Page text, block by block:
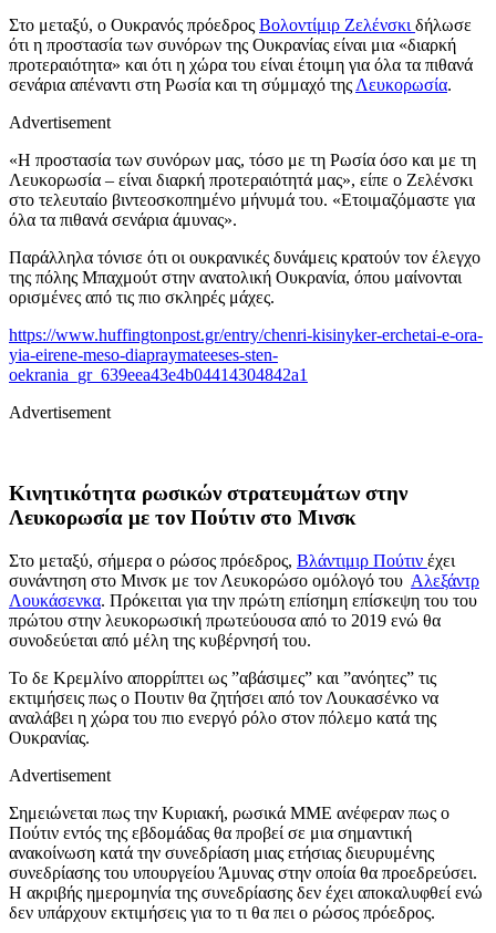
Στο μεταξύ, ο Ουκρανός πρόεδρος Βολοντίμιρ Ζελένσκι δήλωσε
ότι η προστασία των συνόρων της Ουκρανίας είναι μια «διαρκή
προτεραιότητα» και ότι η χώρα του είναι έτοιμη για όλα τα πιθανά
σενάρια απέναντι στη Ρωσία και τη σύμμαχό της Λευκορωσία.
Advertisement
«Η προστασία των συνόρων μας, τόσο με τη Ρωσία όσο και με τη
Λευκορωσία – είναι διαρκή προτεραιότητά μας», είπε ο Ζελένσκι
στο τελευταίο βιντεοσκοπημένο μήνυμά του. «Ετοιμαζόμαστε για
όλα τα πιθανά σενάρια άμυνας».
Παράλληλα τόνισε ότι οι ουκρανικές δυνάμεις κρατούν τον έλεγχο
της πόλης Μπαχμούτ στην ανατολική Ουκρανία, όπου μαίνονται
ορισμένες από τις πιο σκληρές μάχες.
https://www.huffingtonpost.gr/entry/chenri-kisinyker-erchetai-e-ora-
yia-eirene-meso-diapraymateeses-sten-
oekrania_gr_639eea43e4b04414304842a1
Advertisement
Κινητικότητα ρωσικών στρατευμάτων στην
Λευκορωσία με τον Πούτιν στο Μινσκ
Στο μεταξύ, σήμερα ο ρώσος πρόεδρος, Βλάντιμιρ Πούτιν έχει
συνάντηση στο Μινσκ με τον Λευκορώσο ομόλογό του Αλεξάντρ
Λουκάσενκα. Πρόκειται για την πρώτη επίσημη επίσκεψη του του
πρώτου στην λευκορωσική πρωτεύουσα από το 2019 ενώ θα
συνοδεύεται από μέλη της κυβέρνησή του.
Το δε Κρεμλίνο απορρίπτει ως ”αβάσιμες” και ”ανόητες” τις
εκτιμήσεις πως ο Πουτιν θα ζητήσει από τον Λουκασένκο να
αναλάβει η χώρα του πιο ενεργό ρόλο στον πόλεμο κατά της
Ουκρανίας.
Advertisement
Σημειώνεται πως την Κυριακή, ρωσικά ΜΜΕ ανέφεραν πως ο
Πούτιν εντός της εβδομάδας θα προβεί σε μια σημαντική
ανακοίνωση κατά την συνεδρίαση μιας ετήσιας διευρυμένης
συνεδρίασης του υπουργείου Άμυνας στην οποία θα προεδρεύσει.
Η ακριβής ημερομηνία της συνεδρίασης δεν έχει αποκαλυφθεί ενώ
δεν υπάρχουν εκτιμήσεις για το τι θα πει ο ρώσος πρόεδρος.